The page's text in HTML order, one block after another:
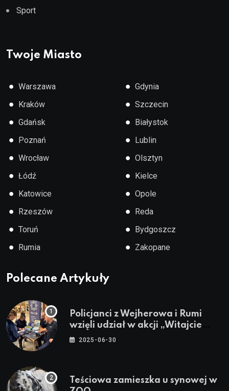
Sport
Twoje Miasto
● Warszawa
● Kraków
● Gdańsk
● Poznań
● Wrocław
● Łódź
● Katowice
● Rzeszów
● Toruń
● Rumia
● Gdynia
● Szczecin
● Białystok
● Lublin
● Olsztyn
● Kielce
● Opole
● Reda
● Bydgoszcz
● Zakopane
Polecane Artykuły
Policjanci z Wejherowa i Rumi
wzięli udział w akcji „Witajcie
Wakacje”
2025-06-30
Teściowa zamieszka u synowej w